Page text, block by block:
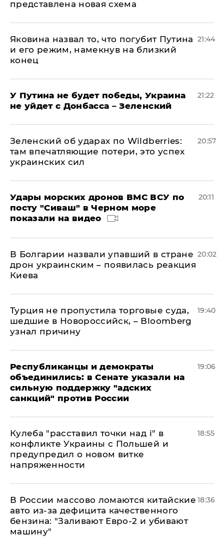
представлена новая схема
Яковина назвал то, что погубит Путина
и его режим, намекнув на близкий
конец
21:44
У Путина не будет победы, Украина
не уйдет с Донбасса – Зеленский
21:22
Зеленский об ударах по Wildberries:
там впечатляющие потери, это успех
украинских сил
20:57
Удары морских дронов ВМС ВСУ по
посту "Сиваш" в Черном море
показали на видео
20:11
В Болгарии назвали упавший в стране
дрон украинским – появилась реакция
Киева
20:02
Турция не пропустила торговые суда,
шедшие в Новороссийск, – Bloomberg
узнал причину
19:40
Республиканцы и демократы
объединились: в Сенате указали на
сильную поддержку "адских
санкций" против России
19:06
Кулеба "расставил точки над і" в
конфликте Украины с Польшей и
предупредил о новом витке
напряженности
18:55
В России массово ломаются китайские
авто из-за дефицита качественного
бензина: "Заливают Евро-2 и убивают
машину"
18:36